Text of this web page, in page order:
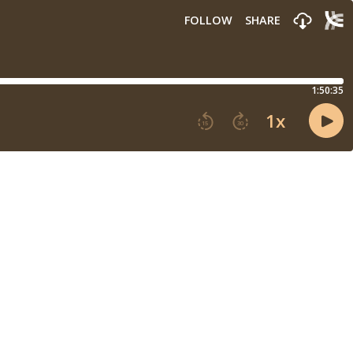
FOLLOW SHARE
1:50:35
15 30 1x